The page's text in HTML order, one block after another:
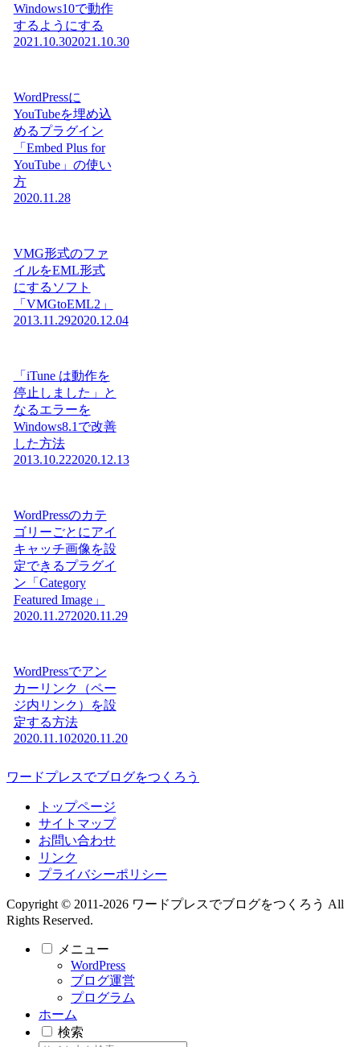
Windows10で動作
するようにする
2021.10.302021.10.30
WordPressに
YouTubeを埋め込
めるプラグイン
「Embed Plus for
YouTube」の使い
方
2020.11.28
VMG形式のファ
イルをEML形式
にするソフト
「VMGtoEML2」
2013.11.292020.12.04
「iTune は動作を
停止しました」と
なるエラーを
Windows8.1で改善
した方法
2013.10.222020.12.13
WordPressのカテ
ゴリーごとにアイ
キャッチ画像を設
定できるプラグイ
ン「Category
Featured Image」
2020.11.272020.11.29
WordPressでアン
カーリンク（ペー
ジ内リンク）を設
定する方法
2020.11.102020.11.20
ワードプレスでブログをつくろう
トップページ
サイトマップ
お問い合わせ
リンク
プライバシーポリシー
Copyright © 2011-2026 ワードプレスでブログをつくろう All
Rights Reserved.
メニュー
WordPress
ブログ運営
プログラム
ホーム
検索